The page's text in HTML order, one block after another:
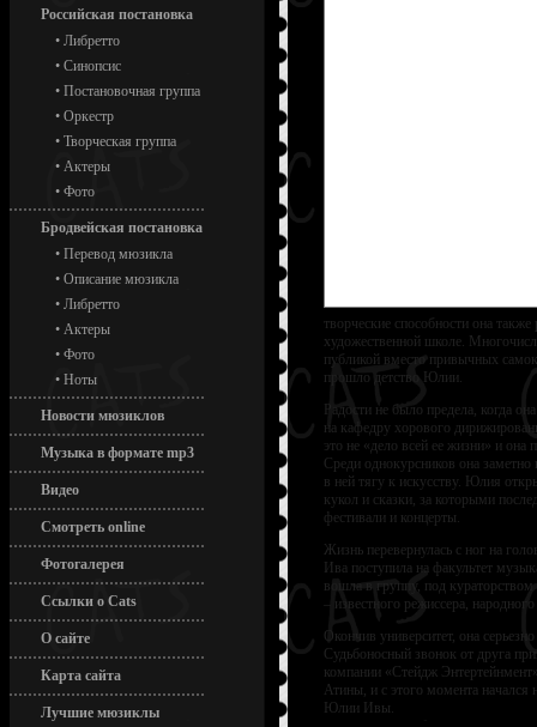
Российская постановка
• Либретто
• Синопсис
• Постановочная группа
• Оркестр
• Творческая группа
• Актеры
• Фото
Бродвейская постановка
• Перевод мюзикла
• Описание мюзикла
• Либретто
• Актеры
• Фото
• Ноты
Новости мюзиклов
Музыка в формате mp3
Видео
Смотреть online
Фотогалерея
Ссылки о Cats
О сайте
Карта сайта
Лучшие мюзиклы
творческие способности она
художественной школе.
публикой вместо привычных
прошло детство Юлии.
Радости не было предела, когда
на кафедру хорового
это не «дело всей ее жизни» и она
Среди однокурсников она заметно
в ней тягу к искусству. Юлия
кукол и сказки, за которыми
фестивали и концерты.
Жизнь перевернулась с ног на
Ива поступила на факультет
вошла в группу, под
– известного режиссера,
Окончив университет, она
Судьбоносный звонок от друга
компании «Стейдж
Атины, и с этого момента начался
Юлии Ивы.